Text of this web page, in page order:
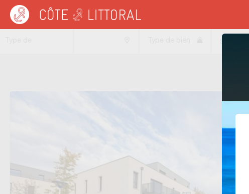
Côte & Littoral > Immobilier neuf > NORMANDIE